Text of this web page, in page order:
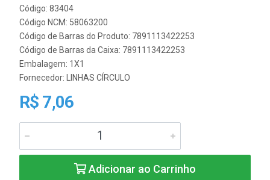
Código: 83404
Código NCM: 58063200
Código de Barras do Produto: 7891113422253
Código de Barras da Caixa: 7891113422253
Embalagem: 1X1
Fornecedor: LINHAS CÍRCULO
R$ 7,06
Adicionar ao Carrinho